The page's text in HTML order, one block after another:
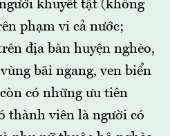
khuyết tật (không
phạm vi cả nước;
địa bàn huyện nghèo,
bãi ngang, ven biển
có những ưu tiên
thành viên là người có